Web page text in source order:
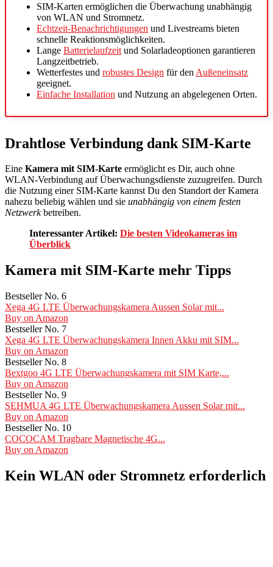
SIM-Karten ermöglichen die Überwachung unabhängig
von WLAN und Stromnetz.
Echtzeit-Benachrichtigungen und Livestreams bieten
schnelle Reaktionsmöglichkeiten.
Lange Batterielaufzeit und Solarladeoptionen garantieren
Langzeitbetrieb.
Wetterfestes und robustes Design für den Außeneinsatz
geeignet.
Einfache Installation und Nutzung an abgelegenen Orten.
Drahtlose Verbindung dank SIM-Karte
Eine Kamera mit SIM-Karte ermöglicht es Dir, auch ohne
WLAN-Verbindung auf Überwachungsdienste zuzugreifen. Durch
die Nutzung einer SIM-Karte kannst Du den Standort der Kamera
nahezu beliebig wählen und sie unabhängig von einem festen
Netzwerkbetreiben.
Interessanter Artikel: Die besten Videokameras im
Überblick
Kamera mit SIM-Karte mehr Tipps
Bestseller No. 6
Xega 4G LTE Überwachungskamera Aussen Solar mit...
Buy on Amazon
Bestseller No. 7
Xega 4G LTE Überwachungskamera Innen Akku mit SIM...
Buy on Amazon
Bestseller No. 8
Bextgoo 4G LTE Überwachungskamera mit SIM Karte,...
Buy on Amazon
Bestseller No. 9
SEHMUA 4G LTE Überwachungskamera Aussen Solar mit...
Buy on Amazon
Bestseller No. 10
COCOCAM Tragbare Magnetische 4G...
Buy on Amazon
Kein WLAN oder Stromnetz erforderlich